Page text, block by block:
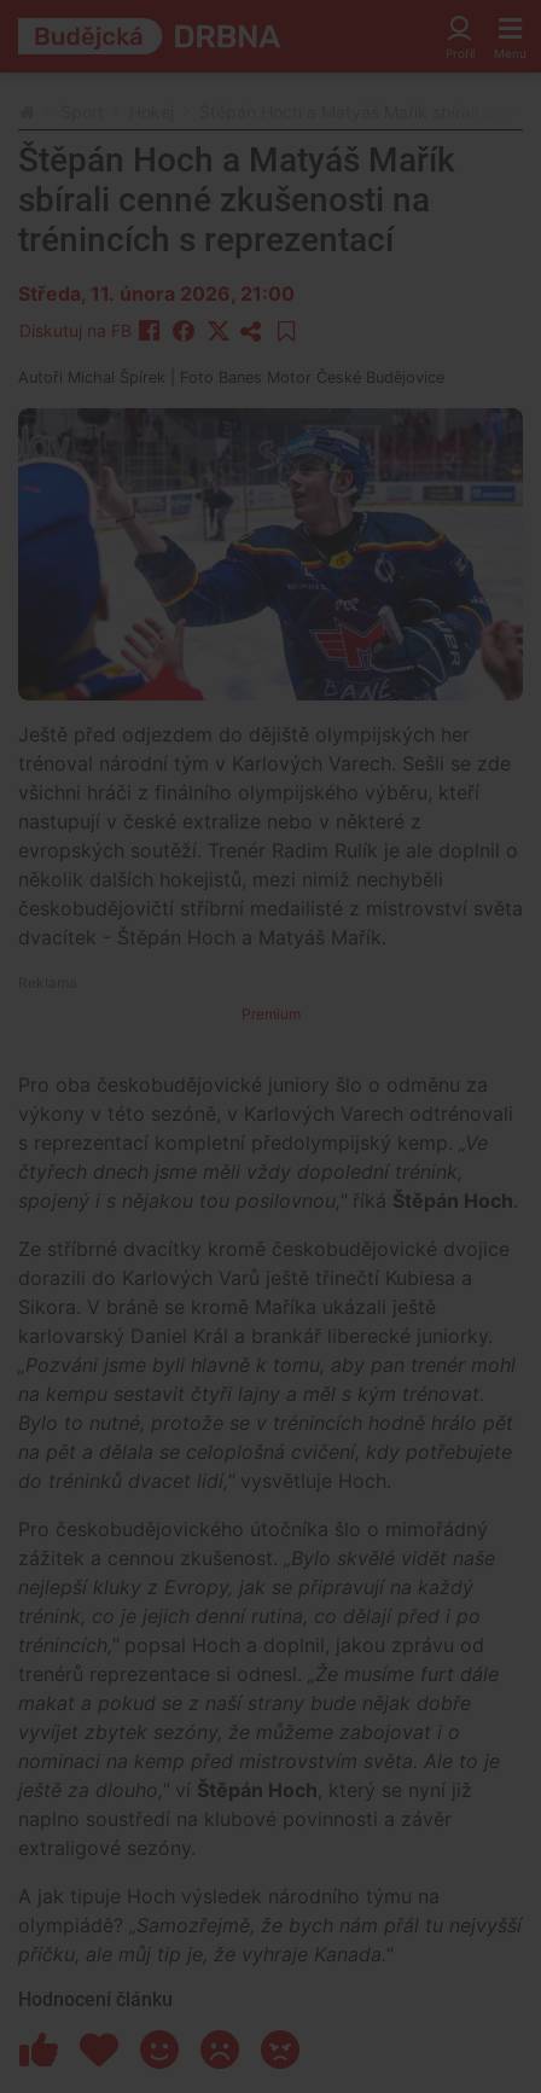
Štěpán Hoch a Matyáš Mařík
sbírali cenné zkušenosti na
trénincích s reprezentací
Středa, 11. února 2026, 21:00
Diskutuj na FB
Autoři Michal Špírek | Foto Banes Motor České Budějovice
Ještě před odjezdem do dějiště olympijských her
trénoval národní tým v Karlových Varech. Sešli se zde
všichni hráči z finálního olympijského výběru, kteří
nastupují v české extralize nebo v některé z
evropských soutěží. Trenér Radim Rulík je ale doplnil o
několik dalších hokejistů, mezi nimiž nechyběli
českobudějovičtí stříbrní medailisté z mistrovství světa
dvacítek - Štěpán Hoch a Matyáš Mařík.
Premium
Pro oba českobudějovické juniory šlo o odměnu za
výkony v této sezóně, v Karlových Varech odtrénovali
s reprezentací kompletní předolympijský kemp. „Ve
čtyřech dnech jsme měli vždy dopolední trénink,
spojený i s nějakou tou posilovnou," říká Štěpán Hoch.
Ze stříbrné dvacítky kromě českobudějovické dvojice
dorazili do Karlových Varů ještě třinečtí Kubiesa a
Sikora. V bráně se kromě Maříka ukázali ještě
karlovarský Daniel Král a brankář liberecké juniorky.
„Pozváni jsme byli hlavně k tomu, aby pan trenér mohl
na kempu sestavit čtyři lajny a měl s kým trénovat.
Bylo to nutné, protože se v trénincích hodně hrálo pět
na pět a dělala se celoplošná cvičení, kdy potřebujete
do tréninků dvacet lidí," vysvětluje Hoch.
Pro českobudějovického útočníka šlo o mimořádný
zážitek a cennou zkušenost.
„Bylo skvělé vidět naše
nejlepší kluky z Evropy, jak se připravují na každý
trénink, co je jejich denní rutina, co dělají před i po
trénincích," popsal Hoch a doplnil, jakou zprávu od
trenérů reprezentace si odnesl.
„Že musíme furt dále
makat a pokud se z naší strany bude nějak dobře
vyvíjet zbytek sezóny, že můžeme zabojovat i o
nominaci na kemp před mistrovstvím světa. Ale to je
ještě za dlouho," ví Štěpán Hoch , který se nyní již
naplno soustředí na klubové povinnosti a závěr
extraligové sezóny.
A jak tipuje Hoch výsledek národního týmu na
olympiádě?
„Samozřejmě, že bych nám přál tu nejvyšší
příčku, ale můj tip je, že vyhraje Kanada."
Hodnocení článku